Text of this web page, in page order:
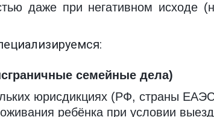
даже при негативном исходе
семейные дела)
юрисдикциях (РФ, страны
ребёнка при условии